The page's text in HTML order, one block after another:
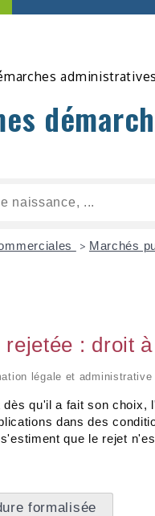
administratives
> Marchés
: droit
légale et
qu'il a fait son choix,
dans des
que le rejet
formalisée